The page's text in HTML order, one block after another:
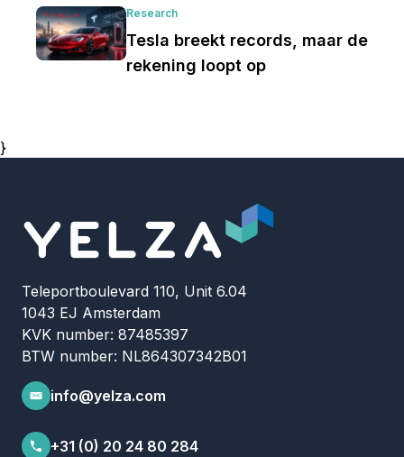
Research
Tesla breekt records, maar de
rekening loopt op
}
Teleportboulevard 110, Unit 6.04
1043 EJ Amsterdam
KVK number: 87485397
BTW number: NL864307342B01
info@yelza.com
+31 (0) 20 24 80 284